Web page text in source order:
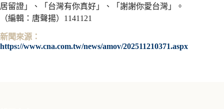
居留證」、「台灣有你真好」、「謝謝你愛台灣」。
（編輯：唐聲揚）1141121
新聞來源：
https://www.cna.com.tw/news/amov/202511210371.aspx